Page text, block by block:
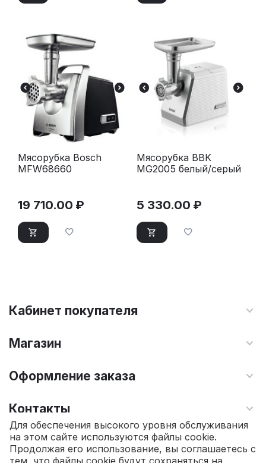
Мясорубка Bosch
MFW68660
19 710.00 ₽
Мясорубка BBK
MG2005 белый/серый
5 330.00 ₽
Кабинет покупателя
Магазин
Оформление заказа
Контакты
© 2010 - 2026 Интернет магазин TOPSTO.
Для обеспечения высокого уровня обслуживания
на этом сайте используются файлы cookie.
Продолжая его использование, вы соглашаетесь с